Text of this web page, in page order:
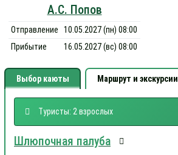
А.С. Попов
Отправление
10.05.2027 (пн) 08:00
Прибытие
16.05.2027 (вс) 08:00
Выбор каюты Маршрут и экскурсии
Туристы: 2 взрослых
Шлюпочная палуба